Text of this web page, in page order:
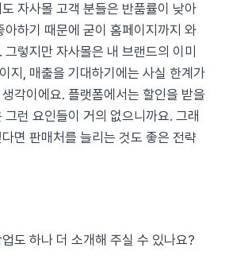
자사몰 고객 분들은 반품률이 낮아
아하기 때문에 굳이 홈페이지까지 와
렇지만 자사몰은 내 브랜드의 이미
지, 매출을 기대하기에는 사실 한계가
각이에요. 플랫폼에서는 할인을 받을
런 요인들이 거의 없으니까요. 그래
면 판매처를 늘리는 것도 좋은 전략
도 하나 더 소개해 주실 수 있나요?